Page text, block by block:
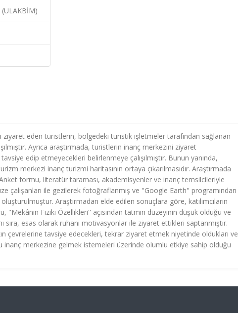
ziyaret eden turistlerin, bölgedeki turistik işletmeler tarafından sağlanan
Ayrıca araştırmada, turistlerin inanç merkezini ziyaret
edip etmeyecekleri belirlenmeye çalışılmıştır. Bunun yanında,
merkezi inanç turizmi haritasının ortaya çıkarılmasıdır. Araştırmada
formu, literatür taraması, akademisyenler ve inanç temsilcileriyle
çalışanları ile gezilerek fotoğraflanmış ve ''Google Earth'' programından
Araştırmadan elde edilen sonuçlara göre, katılımcıların
''Mekânın Fiziki Özellikleri'' açısından tatmin düzeyinin düşük olduğu ve
sıra, esas olarak ruhani motivasyonlar ile ziyaret ettikleri saptanmıştır.
çevrelerine tavsiye edecekleri, tekrar ziyaret etmek niyetinde oldukları ve
merkezine gelmek istemeleri üzerinde olumlu etkiye sahip olduğu